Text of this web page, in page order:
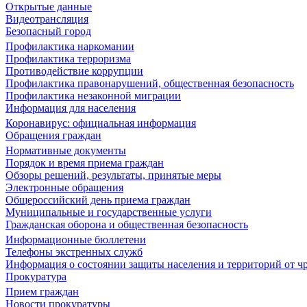
Открытые данные
Видеотрансляция
Безопасный город
Профилактика наркомании
Профилактика терроризма
Противодействие коррупции
Профилактика правонарушений, общественная безопасность
Профилактика незаконной миграции
Информация для населения
Коронавирус: официальная информация
Обращения граждан
Нормативные документы
Порядок и время приема граждан
Обзоры решений, результаты, принятые меры
Электронные обращения
Общероссийский день приема граждан
Муниципальные и государственные услуги
Гражданская оборона и общественная безопасность
Информационные бюллетени
Телефоны экстренных служб
Информация о состоянии защиты населения и территорий от
Прокуратура
Прием граждан
Новости прокуратуры